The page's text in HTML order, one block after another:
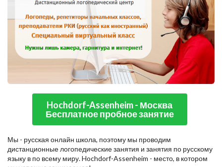
Hochdorf-Assenheim - Москва
Бесплатное пробное занятие
Мы - русская онлайн школа, поэтому мы проводим
дистанционные логопедические занятия и занятия по русскому
языку в по всему миру. Hochdorf-Assenheim - место, в котором